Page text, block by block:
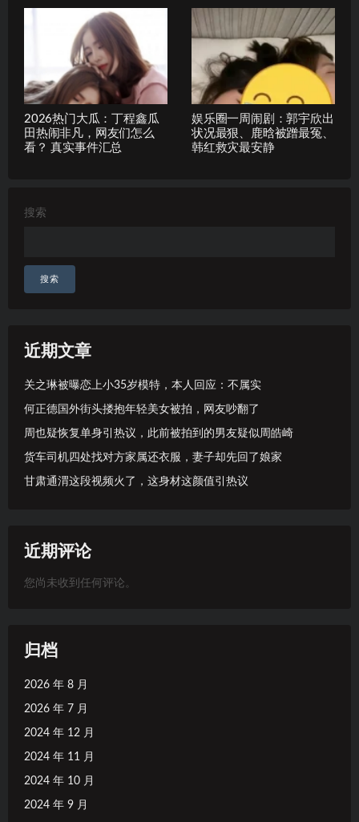
2026热门大瓜：丁程鑫瓜
田热闹非凡，网友们怎么
看？ 真实事件汇总
娱乐圈一周闹剧：郭宇欣出
状况最狠、鹿晗被蹭最冤、
韩红救灾最安静
搜索
搜索
近期文章
关之琳被曝恋上小35岁模特，本人回应：不属实
何正德国外街头搂抱年轻美女被拍，网友吵翻了
周也疑恢复单身引热议，此前被拍到的男友疑似周皓崎
货车司机四处找对方家属还衣服，妻子却先回了娘家
甘肃通渭这段视频火了，这身材这颜值引热议
近期评论
您尚未收到任何评论。
归档
2026 年 8 月
2026 年 7 月
2024 年 12 月
2024 年 11 月
2024 年 10 月
2024 年 9 月